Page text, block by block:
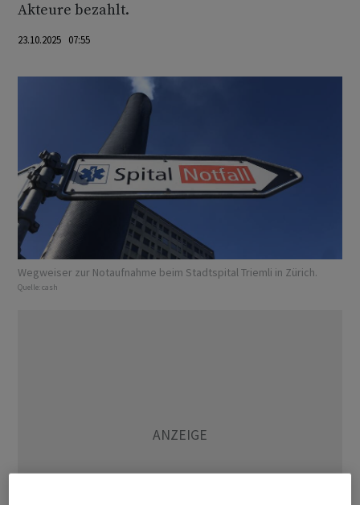
Akteure bezahlt.
23.10.2025 07:55
Wegweiser zur Notaufnahme beim Stadtspital Triemli in Zürich.
Quelle: cash